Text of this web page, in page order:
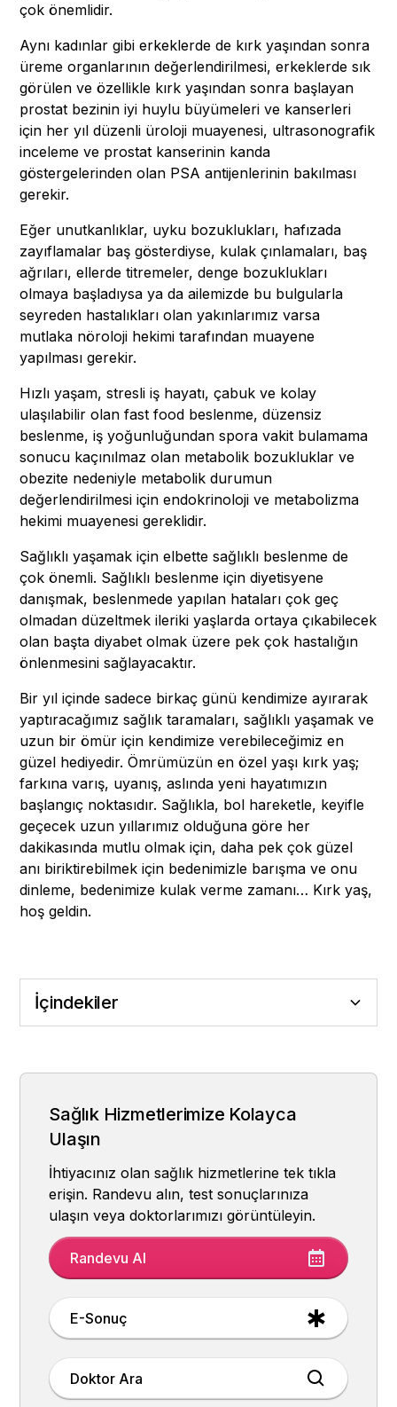
çok önemlidir.
Aynı kadınlar gibi erkeklerde de kırk yaşından sonra
üreme organlarının değerlendirilmesi, erkeklerde sık
görülen ve özellikle kırk yaşından sonra başlayan
prostat bezinin iyi huylu büyümeleri ve kanserleri
için her yıl düzenli üroloji muayenesi, ultrasonografik
inceleme ve prostat kanserinin kanda
göstergelerinden olan PSA antijenlerinin bakılması
gerekir.
Eğer unutkanlıklar, uyku bozuklukları, hafızada
zayıflamalar baş gösterdiyse, kulak çınlamaları, baş
ağrıları, ellerde titremeler, denge bozuklukları
olmaya başladıysa ya da ailemizde bu bulgularla
seyreden hastalıkları olan yakınlarımız varsa
mutlaka nöroloji hekimi tarafından muayene
yapılması gerekir.
Hızlı yaşam, stresli iş hayatı, çabuk ve kolay
ulaşılabilir olan fast food beslenme, düzensiz
beslenme, iş yoğunluğundan spora vakit bulamama
sonucu kaçınılmaz olan metabolik bozukluklar ve
obezite nedeniyle metabolik durumun
değerlendirilmesi için endokrinoloji ve metabolizma
hekimi muayenesi gereklidir.
Sağlıklı yaşamak için elbette sağlıklı beslenme de
çok önemli. Sağlıklı beslenme için diyetisyene
danışmak, beslenmede yapılan hataları çok geç
olmadan düzeltmek ileriki yaşlarda ortaya çıkabilecek
olan başta diyabet olmak üzere pek çok hastalığın
önlenmesini sağlayacaktır.
Bir yıl içinde sadece birkaç günü kendimize ayırarak
yaptıracağımız sağlık taramaları, sağlıklı yaşamak ve
uzun bir ömür için kendimize verebileceğimiz en
güzel hediyedir. Ömrümüzün en özel yaşı kırk yaş;
farkına varış, uyanış, aslında yeni hayatımızın
başlangıç noktasıdır. Sağlıkla, bol hareketle, keyifle
geçecek uzun yıllarımız olduğuna göre her
dakikasında mutlu olmak için, daha pek çok güzel
anı biriktirebilmek için bedenimizle barışma ve onu
dinleme, bedenimize kulak verme zamanı… Kırk yaş,
hoş geldin.
İçindekiler
Sağlık Hizmetlerimize Kolayca
Ulaşın
İhtiyacınız olan sağlık hizmetlerine tek tıkla
erişin. Randevu alın, test sonuçlarınıza
ulaşın veya doktorlarımızı görüntüleyin.
Randevu Al
E-Sonuç
Doktor Ara